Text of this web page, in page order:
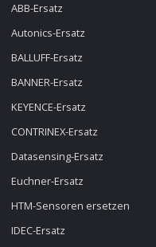
ABB-Ersatz
Autonics-Ersatz
BALLUFF-Ersatz
BANNER-Ersatz
KEYENCE-Ersatz
CONTRINEX-Ersatz
Datasensing-Ersatz
Euchner-Ersatz
HTM-Sensoren ersetzen
IDEC-Ersatz